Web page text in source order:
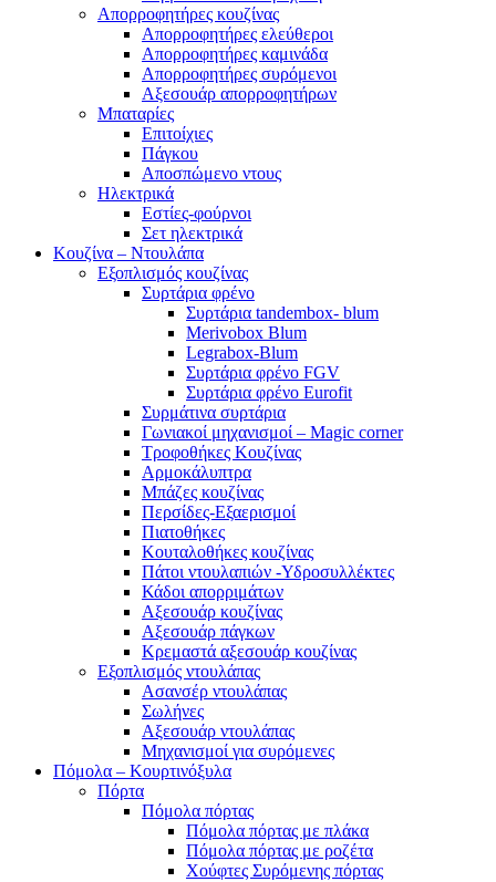
Απορροφητήρες κουζίνας
Απορροφητήρες ελεύθεροι
Απορροφητήρες καμινάδα
Απορροφητήρες συρόμενοι
Αξεσουάρ απορροφητήρων
Μπαταρίες
Επιτοίχιες
Πάγκου
Αποσπώμενο ντους
Ηλεκτρικά
Εστίες-φούρνοι
Σετ ηλεκτρικά
Κουζίνα – Ντουλάπα
Εξοπλισμός κουζίνας
Συρτάρια φρένο
Συρτάρια tandembox- blum
Merivobox Blum
Legrabox-Blum
Συρτάρια φρένο FGV
Συρτάρια φρένο Eurofit
Συρμάτινα συρτάρια
Γωνιακοί μηχανισμοί – Magic corner
Τροφοθήκες Κουζίνας
Αρμοκάλυπτρα
Μπάζες κουζίνας
Περσίδες-Εξαερισμοί
Πιατοθήκες
Κουταλοθήκες κουζίνας
Πάτοι ντουλαπιών -Υδροσυλλέκτες
Κάδοι απορριμάτων
Αξεσουάρ κουζίνας
Αξεσουάρ πάγκων
Κρεμαστά αξεσουάρ κουζίνας
Εξοπλισμός ντουλάπας
Ασανσέρ ντουλάπας
Σωλήνες
Αξεσουάρ ντουλάπας
Μηχανισμοί για συρόμενες
Πόμολα – Κουρτινόξυλα
Πόρτα
Πόμολα πόρτας
Πόμολα πόρτας με πλάκα
Πόμολα πόρτας με ροζέτα
Χούφτες Συρόμενης πόρτας